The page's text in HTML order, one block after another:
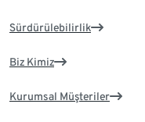
Sürdürülebilirlik
Biz Kimiz
Kurumsal Müşteriler